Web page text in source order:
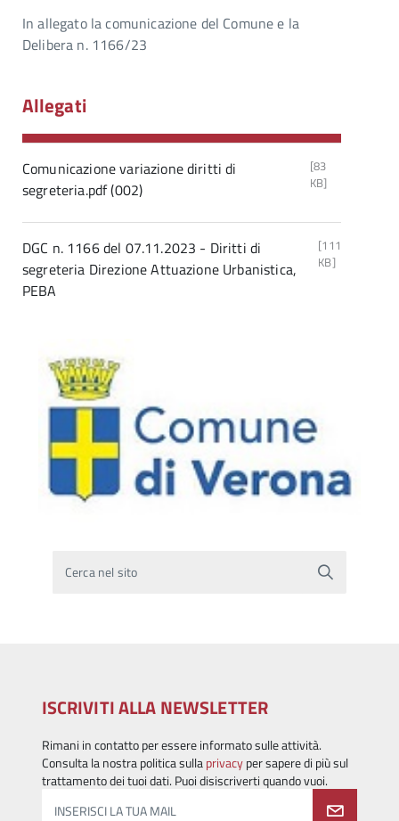
In allegato la comunicazione del Comune e la
Delibera n. 1166/23
Allegati
Comunicazione variazione diritti di
segreteria.pdf (002)
[83
KB]
DGC n. 1166 del 07.11.2023 - Diritti di
segreteria Direzione Attuazione Urbanistica,
PEBA
[111
KB]
Cerca nel sito
ISCRIVITI ALLA NEWSLETTER
Rimani in contatto per essere informato sulle attività.
Consulta la nostra politica sullaprivacyper sapere di più sul
trattamento dei tuoi dati. Puoi disiscriverti quando vuoi.
INSERISCI LA TUA MAIL